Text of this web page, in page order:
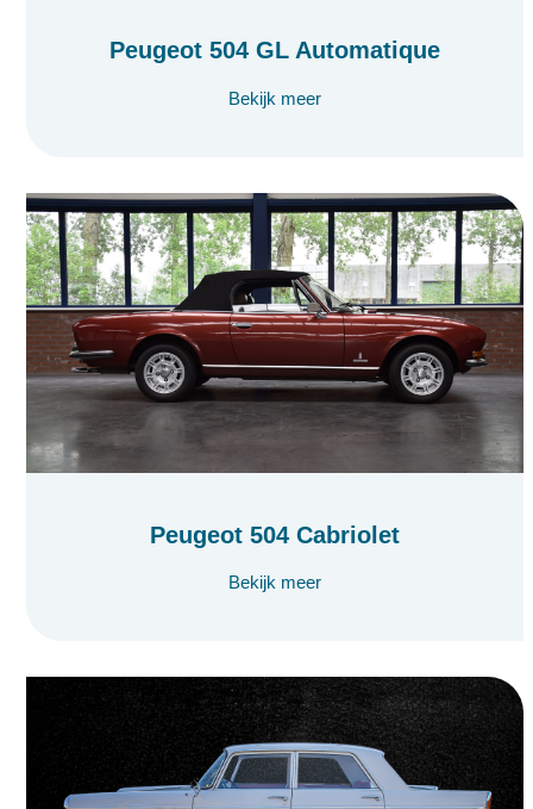
Peugeot 504 GL Automatique
Bekijk meer
Peugeot 504 Cabriolet
Bekijk meer